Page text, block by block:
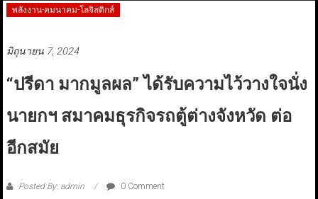
พลังงาน-คมนาคม-โลจิสติกส์
มิถุนายน 7, 2024
“ปรีดา มากมูลผล” ได้รับความไว้วางใจนั่ง
นายกฯ สมาคมธุรกิจรถตู้ต่างจังหวัด ต่อ
อีกสมัย
Posted By: admin 0 Comment